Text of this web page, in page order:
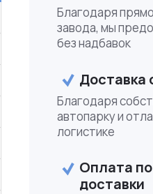
Доставка
Оплата
доставки
Благодаря
завода, мы
без надбавок
Благодаря
автопарку и
логистике